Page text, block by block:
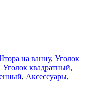
на ванну, Уголок
, Уголок квадратный,
, Аксессуары,